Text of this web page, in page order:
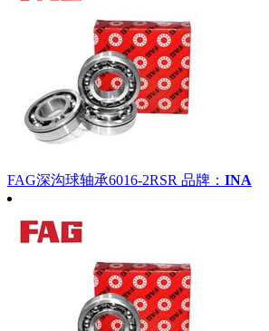
FAG深沟球轴承6016-2RSR 品牌： INA